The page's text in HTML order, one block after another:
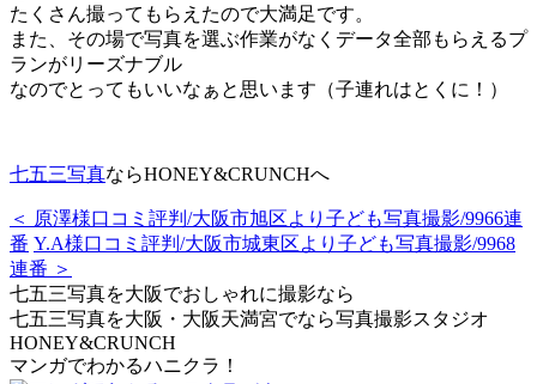
たくさん撮ってもらえたので大満足です。
また、その場で写真を選ぶ作業がなくデータ全部もらえるプ
ランがリーズナブル
なのでとってもいいなぁと思います（子連れはとくに！）
七五三写真ならHONEY&CRUNCHへ
＜ 原澤様口コミ評判/大阪市旭区より子ども写真撮影/9966連
番 Y.A様口コミ評判/大阪市城東区より子ども写真撮影/9968
連番 ＞
七五三写真を大阪でおしゃれに撮影なら
七五三写真を大阪・大阪天満宮でなら写真撮影スタジオ
HONEY&CRUNCH
マンガでわかるハニクラ！